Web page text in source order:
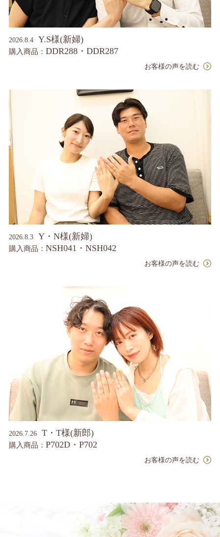
2026.8.4 Y.S様(新婦)
購入商品： DDR288・DDR287
お客様の声を読む
2026.8.3 Y・N様(新婦)
購入商品： NSH041・NSH042
お客様の声を読む
2026.7.26 T・T様(新郎)
購入商品： P702D・P702
お客様の声を読む